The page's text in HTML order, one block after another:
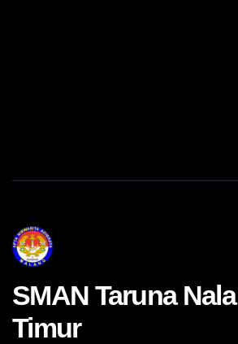
SMAN Taruna
Timur